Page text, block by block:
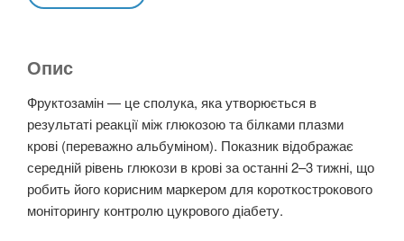
Опис
Фруктозамін — це сполука, яка утворюється в
результаті реакції між глюкозою та білками плазми
крові (переважно альбуміном). Показник відображає
середній рівень глюкози в крові за останні 2–3 тижні, що
робить його корисним маркером для короткострокового
моніторингу контролю цукрового діабету.